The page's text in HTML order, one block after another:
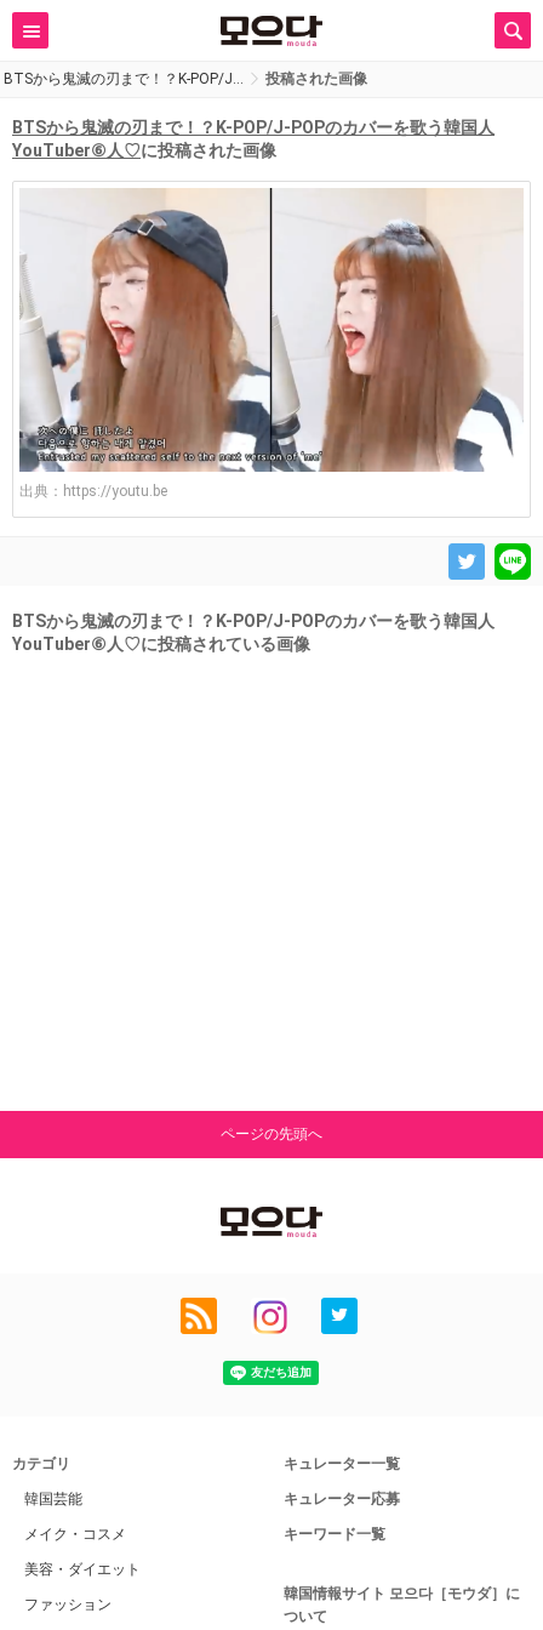
BTSから鬼滅の刃まで！？K-POP/J… 投稿された画像
BTSから鬼滅の刃まで！？K-POP/J-POPのカバーを歌う韓国人
YouTuber⑥人♡に投稿された画像
出典： https://youtu.be
BTSから鬼滅の刃まで！？K-POP/J-POPのカバーを歌う韓国人
YouTuber⑥人♡に投稿されている画像
ページの先頭へ
カテゴリ
韓国芸能
メイク・コスメ
美容・ダイエット
ファッション
キュレーター一覧
キュレーター応募
キーワード一覧
韓国情報サイト 모으다［モウダ］に
ついて